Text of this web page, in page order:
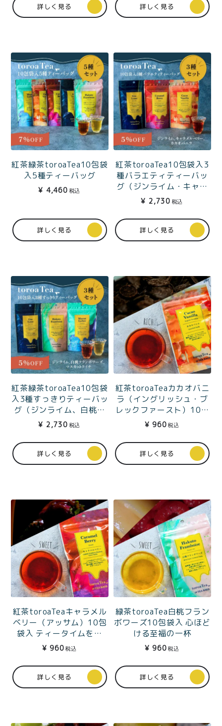
詳しく見る 詳しく見る
紅茶緑茶toroaTea10包袋
入5種ティーバッグ
¥ 4,460 税込
詳しく見る
紅茶toroaTea10包袋入3
種バラエティティーバッ
グ（ジンライム・キャラ
メルベリー・カカオバニ
ラ）
¥ 2,730 税込
詳しく見る
紅茶緑茶toroaTea10包袋
入3種すっきりティーバッ
グ（ジンライム、白桃フ
ランボワーズ、マスカッ
トライチ）
¥ 2,730 税込
詳しく見る
紅茶toroaTeaカカオバニ
ラ（イングリッシュ・ブ
レックファースト）10包
袋入 ミルクティーのため
の至高のブレンド
¥ 960税込
詳しく見る
紅茶toroaTeaキャラメル
ベリー（アッサム）10包
袋入 ティータイムを彩
る、飲む苺パルフェ
¥ 960税込
詳しく見る
緑茶toroaTea白桃フラン
ボワーズ10包袋入 心ほど
ける至福の一杯
¥ 960税込
詳しく見る